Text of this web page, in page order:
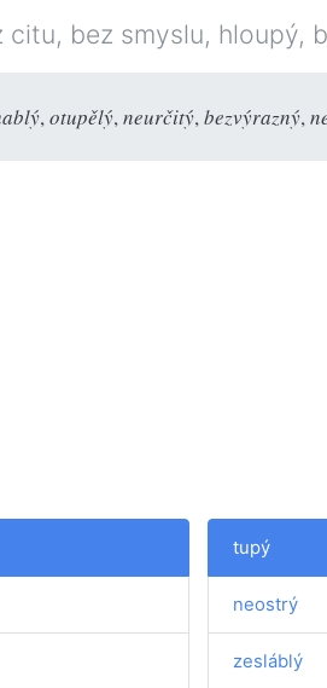
citu, bez smyslu, hloupý,
, otupělý, neurčitý, bezvýrazný,
tupý
neostrý
zesláblý